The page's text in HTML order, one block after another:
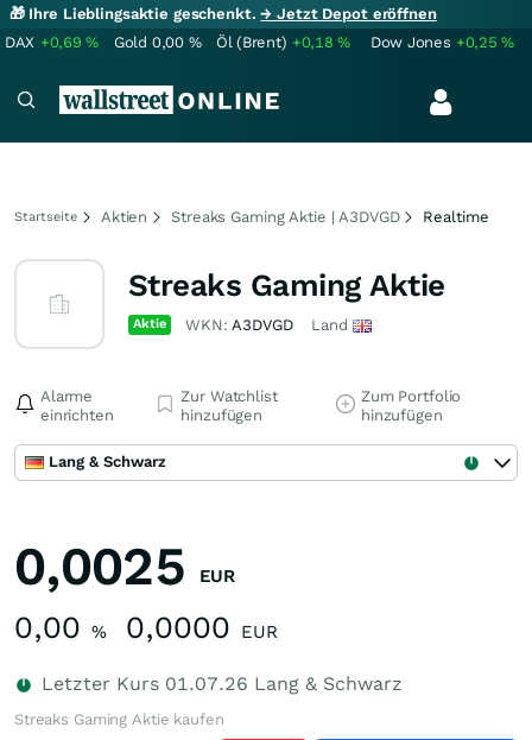
🎁 Ihre Lieblingsaktie geschenkt.→ Jetzt Depot eröffnen
DAX +0,69% Gold 0,00 % Öl (Brent) +0,18% Dow Jones +0,25%
Startseite Aktien Streaks Gaming Aktie | A3DVGD Realtime
Streaks Gaming Aktie
Aktie WKN:A3DVGD Land
Alarme
einrichten
Zur Watchlist
hinzufügen
Zum Portfolio
hinzufügen
Lang & Schwarz
0,0025 EUR
0,00 % 0,0000 EUR
Letzter Kurs 01.07.26 Lang & Schwarz
Streaks Gaming Aktie kaufen